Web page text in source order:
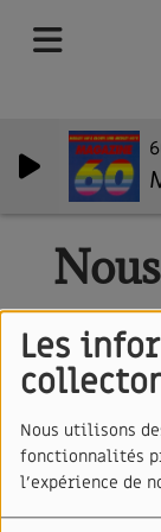
Les
Nous utilisons
fonctionnalités
l'expérience de
Nom*
Email*